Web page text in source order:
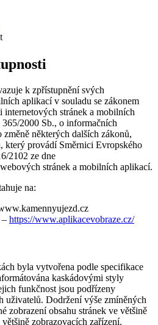
k zpřístupnění svých
aplikací v souladu se zákonem
internetových stránek a mobilních
2000 Sb., o informačních
změně některých dalších zákonů,
který provádí Směrnici Evropského
2102 ze dne
stránek a mobilních aplikací.
na:
https://www.aplikacevobraze.cz/
byla vytvořena podle specifikace
kaskádovými styly
funkčnost jsou podřízeny
uživatelů. Dodržení výše zmíněných
zobrazení obsahu stránek ve většině
zobrazovacích zařízení.